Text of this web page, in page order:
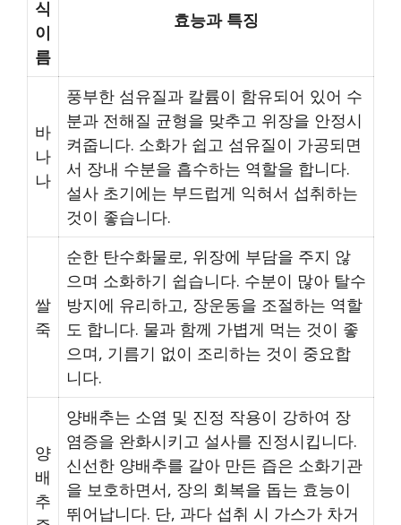
식
이
름
효능과 특징
바
나
나
풍부한 섬유질과 칼륨이 함유되어 있어 수
분과 전해질 균형을 맞추고 위장을 안정시
켜줍니다. 소화가 쉽고 섬유질이 가공되면
서 장내 수분을 흡수하는 역할을 합니다.
설사 초기에는 부드럽게 익혀서 섭취하는
것이 좋습니다.
쌀
죽
순한 탄수화물로, 위장에 부담을 주지 않
으며 소화하기 쉽습니다. 수분이 많아 탈수
방지에 유리하고, 장운동을 조절하는 역할
도 합니다. 물과 함께 가볍게 먹는 것이 좋
으며, 기름기 없이 조리하는 것이 중요합
니다.
양
배
추
양배추는 소염 및 진정 작용이 강하여 장
염증을 완화시키고 설사를 진정시킵니다.
신선한 양배추를 갈아 만든 즙은 소화기관
을 보호하면서, 장의 회복을 돕는 효능이
뛰어납니다. 단, 과다 섭취 시 가스가 차거